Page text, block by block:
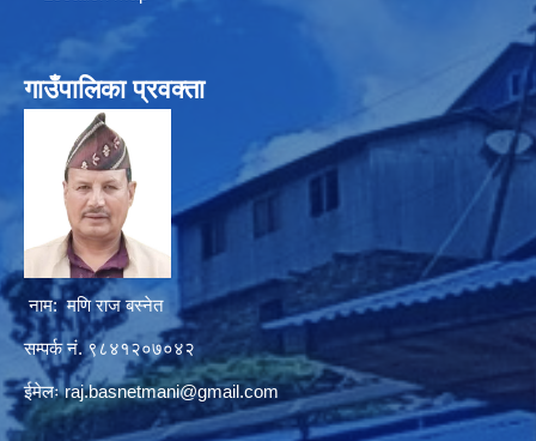
गाउँपालिका प्रवक्ता
नाम: मणि राज बस्नेत
सम्पर्क नं. ९८४१२०७०४२
ईमेलःraj.basnetmani@gmail.com